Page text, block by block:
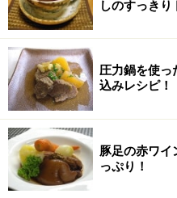
とり手羽元に塩をよく揉み
しのすっきり
圧力鍋を使っ
込みレシピ！
豚足の赤ワ
っぷり！